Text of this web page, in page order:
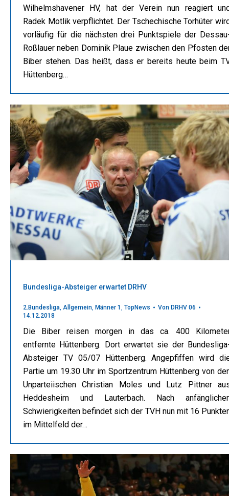
Wilhelmshavener HV, hat der Verein nun reagiert
Radek Motlik verpflichtet. Der Tschechische Torhüter
vorläufig für die nächsten drei Punktspiele der
Roßlauer neben Dominik Plaue zwischen den Pfosten
Biber stehen. Das heißt, dass er bereits heute beim
Hüttenberg…
Bundesliga-Absteiger erwartet DRHV
2.Bundesliga, Allgemein, Männer 1 , TopNews Von DRHV 06
14.12.2018
Die Biber reisen morgen in das ca. 400
entfernte Hüttenberg. Dort erwartet sie der
Absteiger TV 05/07 Hüttenberg. Angepfiffen wird
Partie um 19.30 Uhr im Sportzentrum Hüttenberg von
Unparteiischen Christian Moles und Lutz Pittner
Heddesheim und Lauterbach. Nach
Schwierigkeiten befindet sich der TVH nun mit 16
im Mittelfeld der…